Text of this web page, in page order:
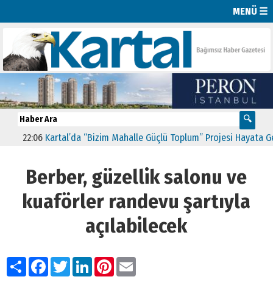
MENÜ ☰
Kartal’da “Bizim Mahalle Güçlü Toplum” Projesi Hayata Geçti
Berber, güzellik salonu ve
kuaförler randevu şartıyla
açılabilecek
PaylaşFacebook
TwitterLinkedIn
Pinterest
Email